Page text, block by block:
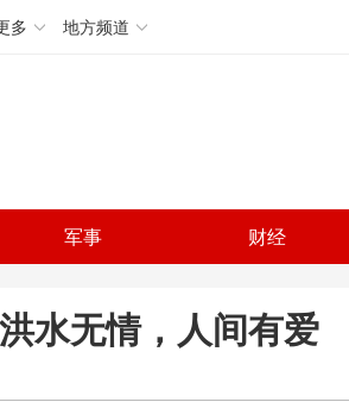
多 地方频道
军事 财经
水无情，人间有爱